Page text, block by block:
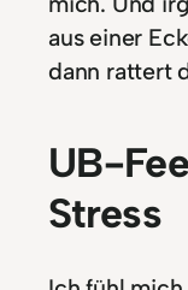
aus einer
dann rattert
UB-
Stress